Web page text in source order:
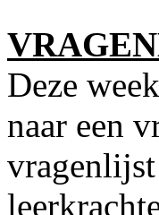
Deze
naar een